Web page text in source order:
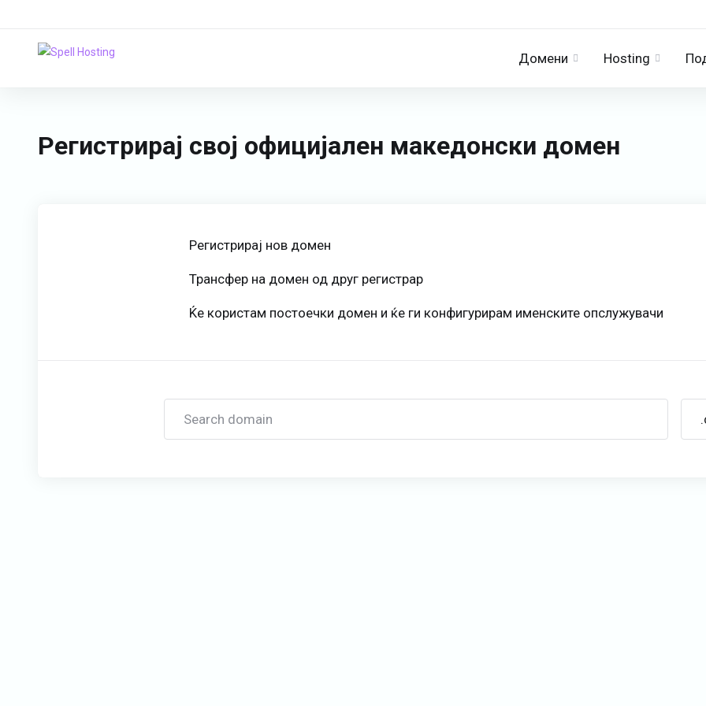
Домени Hosting
Регистрирај свој официјален македонски домен
Регистрирај нов домен
Трансфер на домен од друг регистрар
Ќе користам постоечки домен и ќе ги конфигурирам именските опслужувачи